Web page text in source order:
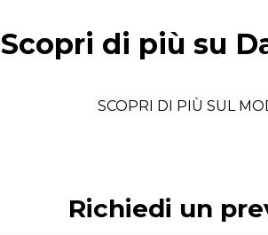
Scopri di più su
SCOPRI DI PIÙ SUL
Richiedi un